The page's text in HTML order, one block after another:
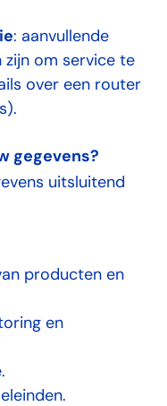
: aanvullende
zijn om service te
over een router
gegevens?
uitsluitend
producten en
en